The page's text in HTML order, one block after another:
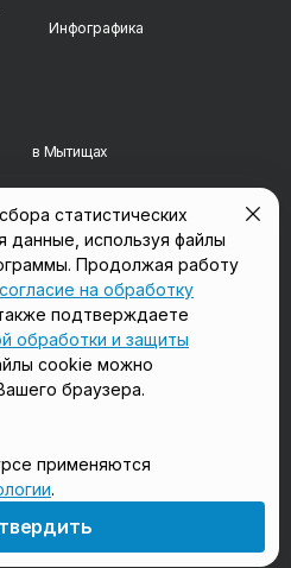
Инфографика
в Мытищах
в Люберцах
в Королёве
в Щёлково
18+
статистических
данные, используя файлы
Продолжая работу
согласие на обработку
также подтверждаете
обработки и защиты
cookie можно
браузера.
применяются
.